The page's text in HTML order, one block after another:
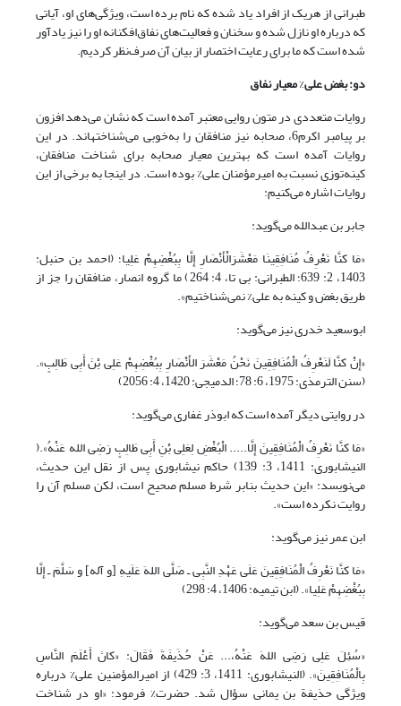
طبرانی از هریک از افراد یاد شده که نام برده است، ویژگی‌های او، آیاتی
که درباره او نازل شده و سخنان و فعالیت‌های نفاق‌افکنانه او را نیز یادآور
شده است که ما برای رعایت اختصار از بیان آن صرف‌نظر کردیم.
دو: بغض علی%معیار نفاق
روایات متعددی در متون روایی معتبر آمده است که نشان می‌دهد افزون
بر پیامبر اکرم6، صحابه نیز منافقان را به‌خوبی می‌شناخته­اند. در این
روایات آمده است که بهترین معیار صحابه برای شناخت منافقان،
کینه‌توزی نسبت به امیرمؤمنان علی% بوده است. در اینجا به برخی از این
روایات اشاره می‌کنیم:
جابر بن عبدالله می‌گوید:
«مَا کنَّا نَعْرِفُ مُنَافِقِینَا مَعْشَرَالْأَنْصَارِ إِلَّا بِبُغْضِهِمْ عَلِیا؛ (احمد بن حنبل:
1403، 2: 639؛ الطبرانی: بی تا، 4: 264) ما گروه انصار، منافقان را جز از
طریق بغض و کینه به علی% نمی‌شناختیم».
ابوسعید خدری نیز می‌گوید:
«إِنْ کنَّا لَنَعْرِفُ الْمُنَافِقِینَ نَحْنُ مَعْشَرَ الأَنْصَارِ بِبُغْضِهِمْ عَلِی بْنَ أَبِی طَالِبٍ».
(سنن الترمذی: 1975، 6: 78؛ الدمیجی: 1420، 4: 2056)
در روایتی دیگر آمده است که ابوذر غفاری می‌گوید:
«مَا کنَّا نَعْرِفُ الْمُنَافِقِینَ إِلَّا..... الْبُغْضِ لِعَلِی بْنِ أَبِی طَالِبٍ رَضِی الله عَنْهُ».(
النیشابوری: 1411، 3: 139) حاکم نیشابوری پس از نقل این حدیث،
می‌نویسد: «این حدیث بنابر شرط مسلم صحیح است، لکن مسلم آن را
روایت نکرده است».
ابن‌ عمر نیز می‌گوید:
«مَا کنَّا نَعْرِفُ الْمُنَافِقِینَ عَلَى عَهْدِ النَّبِی ـ‌ صَلَّى اللهَ عَلَیهِ [و آله] و سَلَّمَ ـ‌ إِلَّا
بِبُغْضِهِمْ عَلِیا». (ابن تیمیه: 1406، 4: 298)
قیس بن سعد می‌گوید:
«سُئِلَ عَلِی رَضِی اللهَ عَنْهُ،... عَنْ حُذَیفَةَ فَقَالَ: «کانَ أَعْلَمَ النَّاسِ
بِالْمُنَافِقِینَ». (النیشابوری: 1411، 3: 429) از امیرالمؤمنین علی% درباره
ویژگی حذیفة بن یمانی سؤال شد. حضرت% فرمود: «او در شناخت